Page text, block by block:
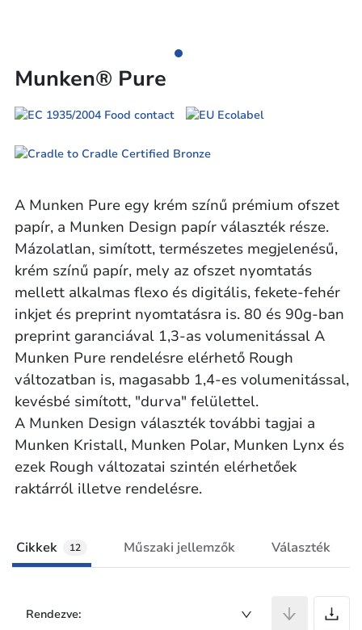
Munken® Pure
A Munken Pure egy krém színű prémium ofszet
papír, a Munken Design papír választék része.
Mázolatlan, simított, természetes megjelenésű,
krém színű papír, mely az ofszet nyomtatás
mellett alkalmas flexo és digitális, fekete-fehér
inkjet és preprint nyomtatásra is. 80 és 90g-ban
preprint garanciával 1,3-as volumenitással A
Munken Pure rendelésre elérhető Rough
változatban is, magasabb 1,4-es volumenitással,
kevésbé simított, "durva" felülettel.
A Munken Design választék további tagjai a
Munken Kristall, Munken Polar, Munken Lynx és
ezek Rough változatai szintén elérhetőek
raktárról illetve rendelésre.
Cikkek 12 Műszaki jellemzők Választék
Rendezve: